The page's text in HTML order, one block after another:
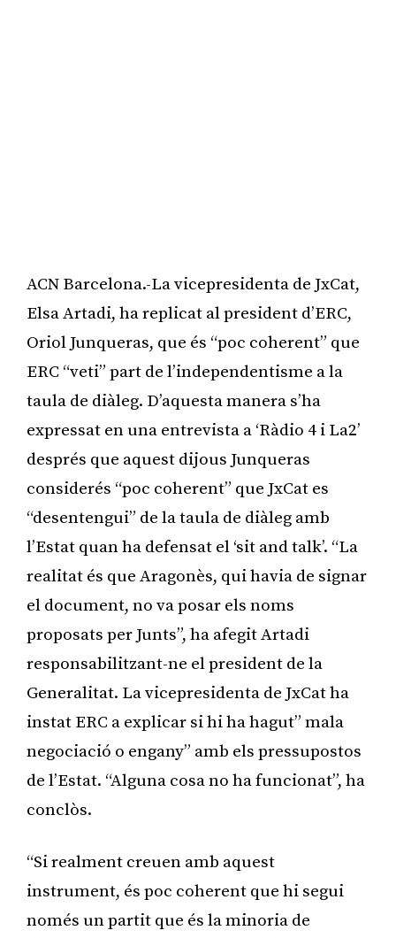
ACN Barcelona.-La vicepresidenta de JxCat,
Elsa Artadi, ha replicat al president d’ERC,
Oriol Junqueras, que és “poc coherent” que
ERC “veti” part de l’independentisme a la
taula de diàleg. D’aquesta manera s’ha
expressat en una entrevista a ‘Ràdio 4 i La2’
després que aquest dijous Junqueras
considerés “poc coherent” que JxCat es
“desentengui” de la taula de diàleg amb
l’Estat quan ha defensat el ‘sit and talk’. “La
realitat és que Aragonès, qui havia de signar
el document, no va posar els noms
proposats per Junts”, ha afegit Artadi
responsabilitzant-ne el president de la
Generalitat. La vicepresidenta de JxCat ha
instat ERC a explicar si hi ha hagut” mala
negociació o engany” amb els pressupostos
de l’Estat. “Alguna cosa no ha funcionat”, ha
conclòs.
“Si realment creuen amb aquest
instrument, és poc coherent que hi segui
només un partit que és la minoria de